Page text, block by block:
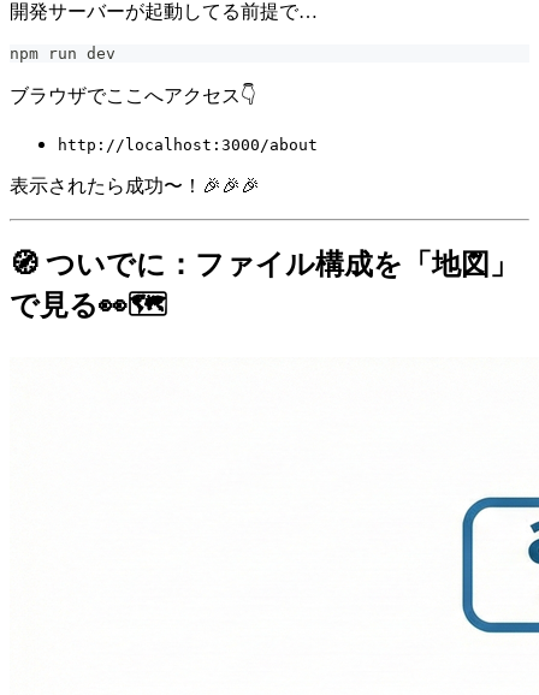
開発サーバーが起動してる前提で…
npm run dev
ブラウザでここへアクセス👇
http://localhost:3000/about
表示されたら成功〜！🎉🎉🎉
🧭 ついでに：ファイル構成を「地図」
で見る👀🗺️